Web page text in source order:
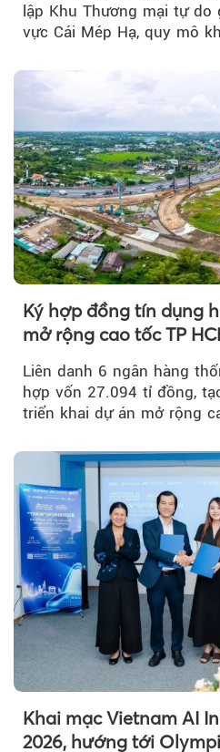
lập Khu Thương mại tự do
vực Cái Mép Hạ, quy mô
Ký hợp đồng tín dụng
mở rộng cao tốc TP
Liên danh 6 ngân hàng
hợp vốn 27.094 tỉ đồng,
triển khai dự án mở rộng
kết nối TP HCM với Đồng
Khai mạc Vietnam AI
2026, hướng tới